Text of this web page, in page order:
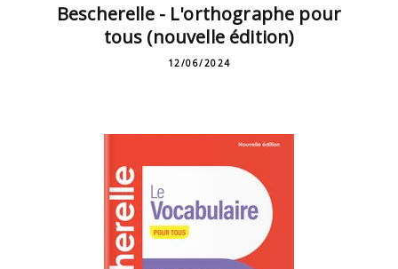
Bescherelle - L'orthographe pour
tous (nouvelle édition)
12/06/2024